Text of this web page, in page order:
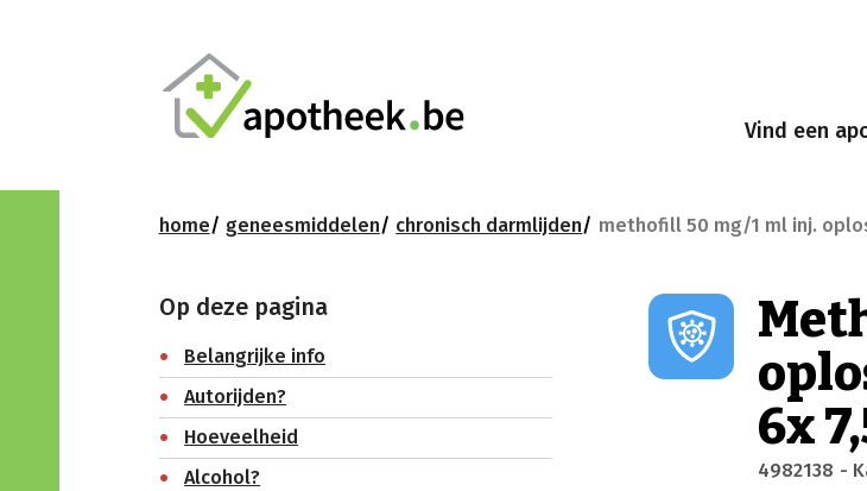
Vind een
home geneesmiddelen chronisch darmlijden methofill 50 mg/1 ml inj.
Op deze pagina
Belangrijke info
Autorijden?
Hoeveelheid
Alcohol?
6x
4982138 -